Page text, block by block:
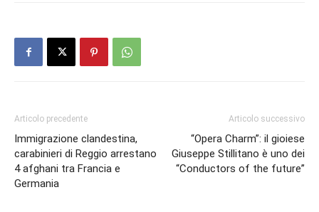
Articolo precedente
Immigrazione clandestina,
carabinieri di Reggio arrestano
4 afghani tra Francia e
Germania
Articolo successivo
“Opera Charm”: il gioiese
Giuseppe Stillitano è uno dei
“Conductors of the future”